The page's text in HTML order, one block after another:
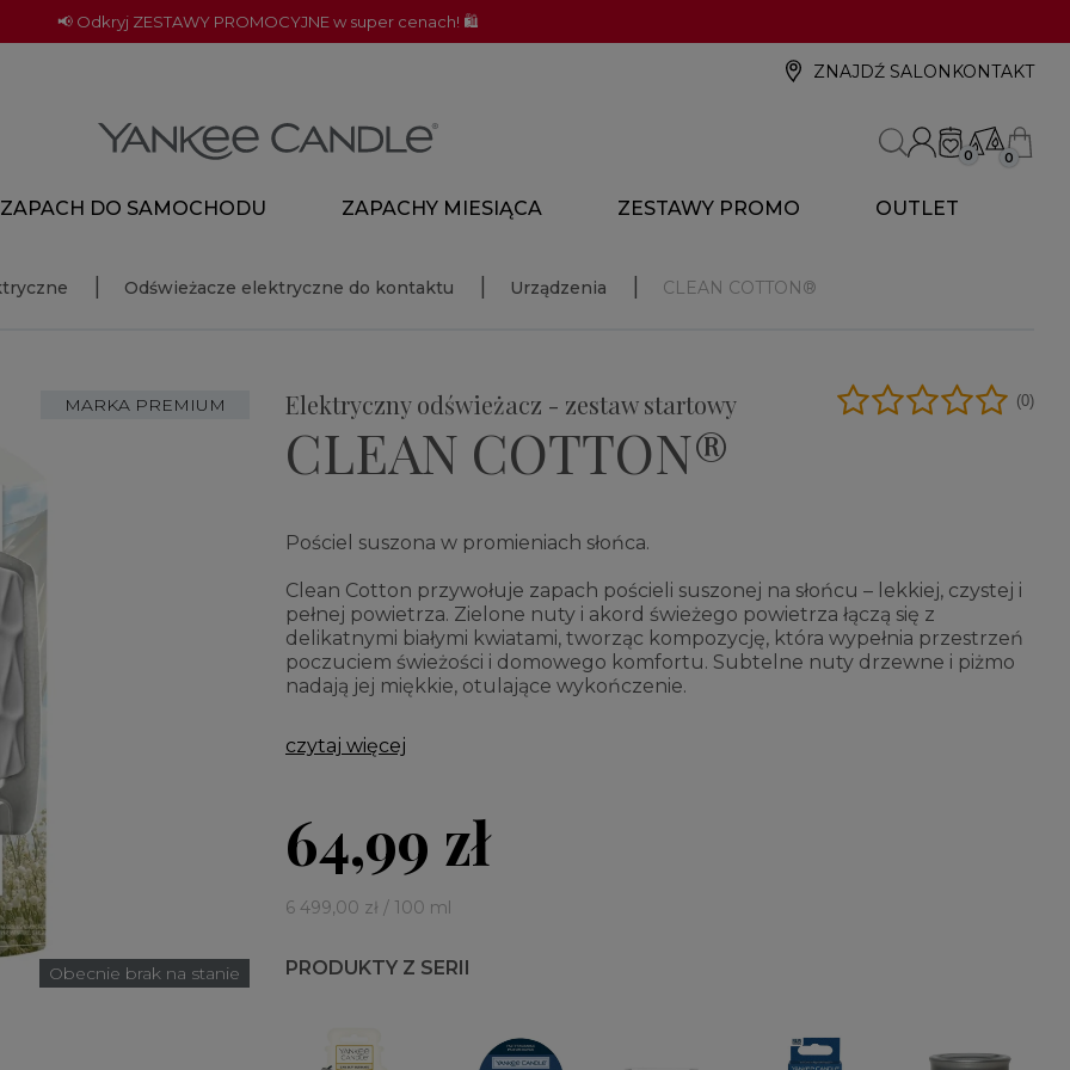
📢 Odkryj ZESTAWY PROMOCYJNE w super cenach! 🛍️
ZNAJDŹ SALON KONTAKT
0 0
ZAPACH DO SAMOCHODU ZAPACHY MIESIĄCA ZESTAWY PROMO OUTLET
Odświeżacze elektryczne do kontaktu Urządzenia CLEAN COTTON®
MARKA PREMIUM
Obecnie brak na stanie
Elektryczny odświeżacz - zestaw startowy
CLEAN COTTON®
(0)
Pościel suszona w promieniach słońca.
Clean Cotton przywołuje zapach pościeli suszonej na słońcu – lekkiej, czystej i
pełnej powietrza. Zielone nuty i akord świeżego powietrza łączą się z
delikatnymi białymi kwiatami, tworząc kompozycję, która wypełnia przestrzeń
poczuciem świeżości i domowego komfortu. Subtelne nuty drzewne i piżmo
nadają jej miękkie, otulające wykończenie.
czytaj więcej
64,99 zł
6 499,00 zł / 100 ml
PRODUKTY Z SERII